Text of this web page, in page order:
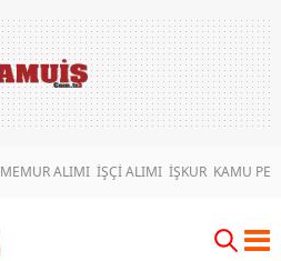
MEMUR ALIMI İŞÇİ ALIMI İŞKUR KAMU